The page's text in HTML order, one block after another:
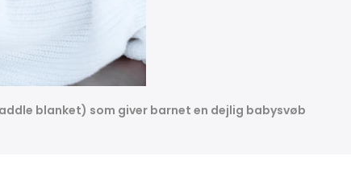
blanket) som giver barnet en dejlig babysvøb